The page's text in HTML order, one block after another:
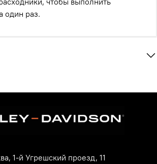
один раз.
1-й Угрешский проезд, 11